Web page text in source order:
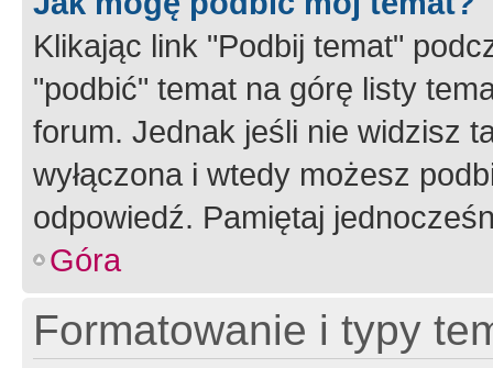
Klikając link "Podbij temat"
"podbić" temat na górę listy
forum. Jednak jeśli nie widzisz
wyłączona i wtedy możesz
odpowiedź. Pamiętaj
Góra
Formatowanie i typy